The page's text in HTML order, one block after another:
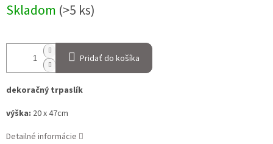
cena:
Skladom (>5 ks)
Pridať do košíka
dekoračný trpaslík
výška: 20 x 47cm
Detailné informácie